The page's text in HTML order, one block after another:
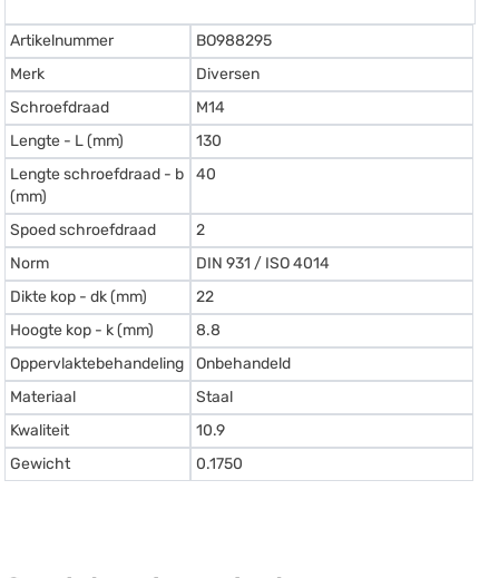
Artikelnummer
BO988295
Merk
Diversen
Schroefdraad
M14
Lengte - L (mm)
130
Lengte schroefdraad - b
(mm)
40
Spoed schroefdraad
2
Norm
DIN 931 / ISO 4014
Dikte kop - dk (mm)
22
Hoogte kop - k (mm)
8.8
Oppervlaktebehandeling
Onbehandeld
Materiaal
Staal
Kwaliteit
10.9
Gewicht
0.1750